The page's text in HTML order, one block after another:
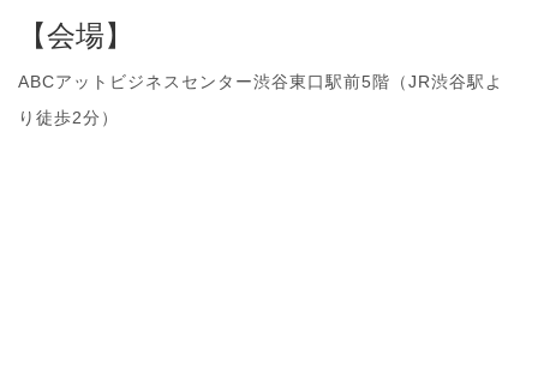
【会場】
ABCアットビジネスセンター渋谷東口駅前5階（JR渋谷駅よ
り徒歩2分）